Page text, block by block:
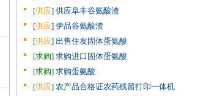
[供应] 供应阜丰谷氨酸渣
[供应] 伊品谷氨酸渣
[供应] 出售住友固体蛋氨酸
[求购] 求购进口固体蛋氨酸
[求购] 求购蛋氨酸
[供应] 农产品合格证农药残留打印一体机